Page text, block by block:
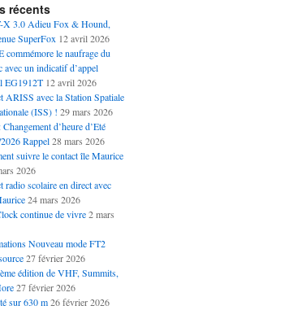
récents
X 3.0 Adieu Fox & Hound,
SuperFox 12 avril 2026
commémore le naufrage du
avec un indicatif d’appel
EG1912T 12 avril 2026
ARISS avec la Station Spatiale
(ISS) ! 29 mars 2026
d’heure d’Eté
Rappel 28 mars 2026
suivre le contact île Maurice
2026
radio scolaire en direct avec
24 mars 2026
continue de vivre 2 mars
Nouveau mode FT2
27 février 2026
édition de VHF, Summits,
27 février 2026
sur 630 m 26 février 2026